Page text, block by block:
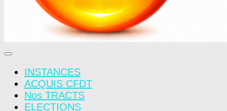
INSTANCES
ACQUIS CFDT
Nos TRACTS
ELECTIONS